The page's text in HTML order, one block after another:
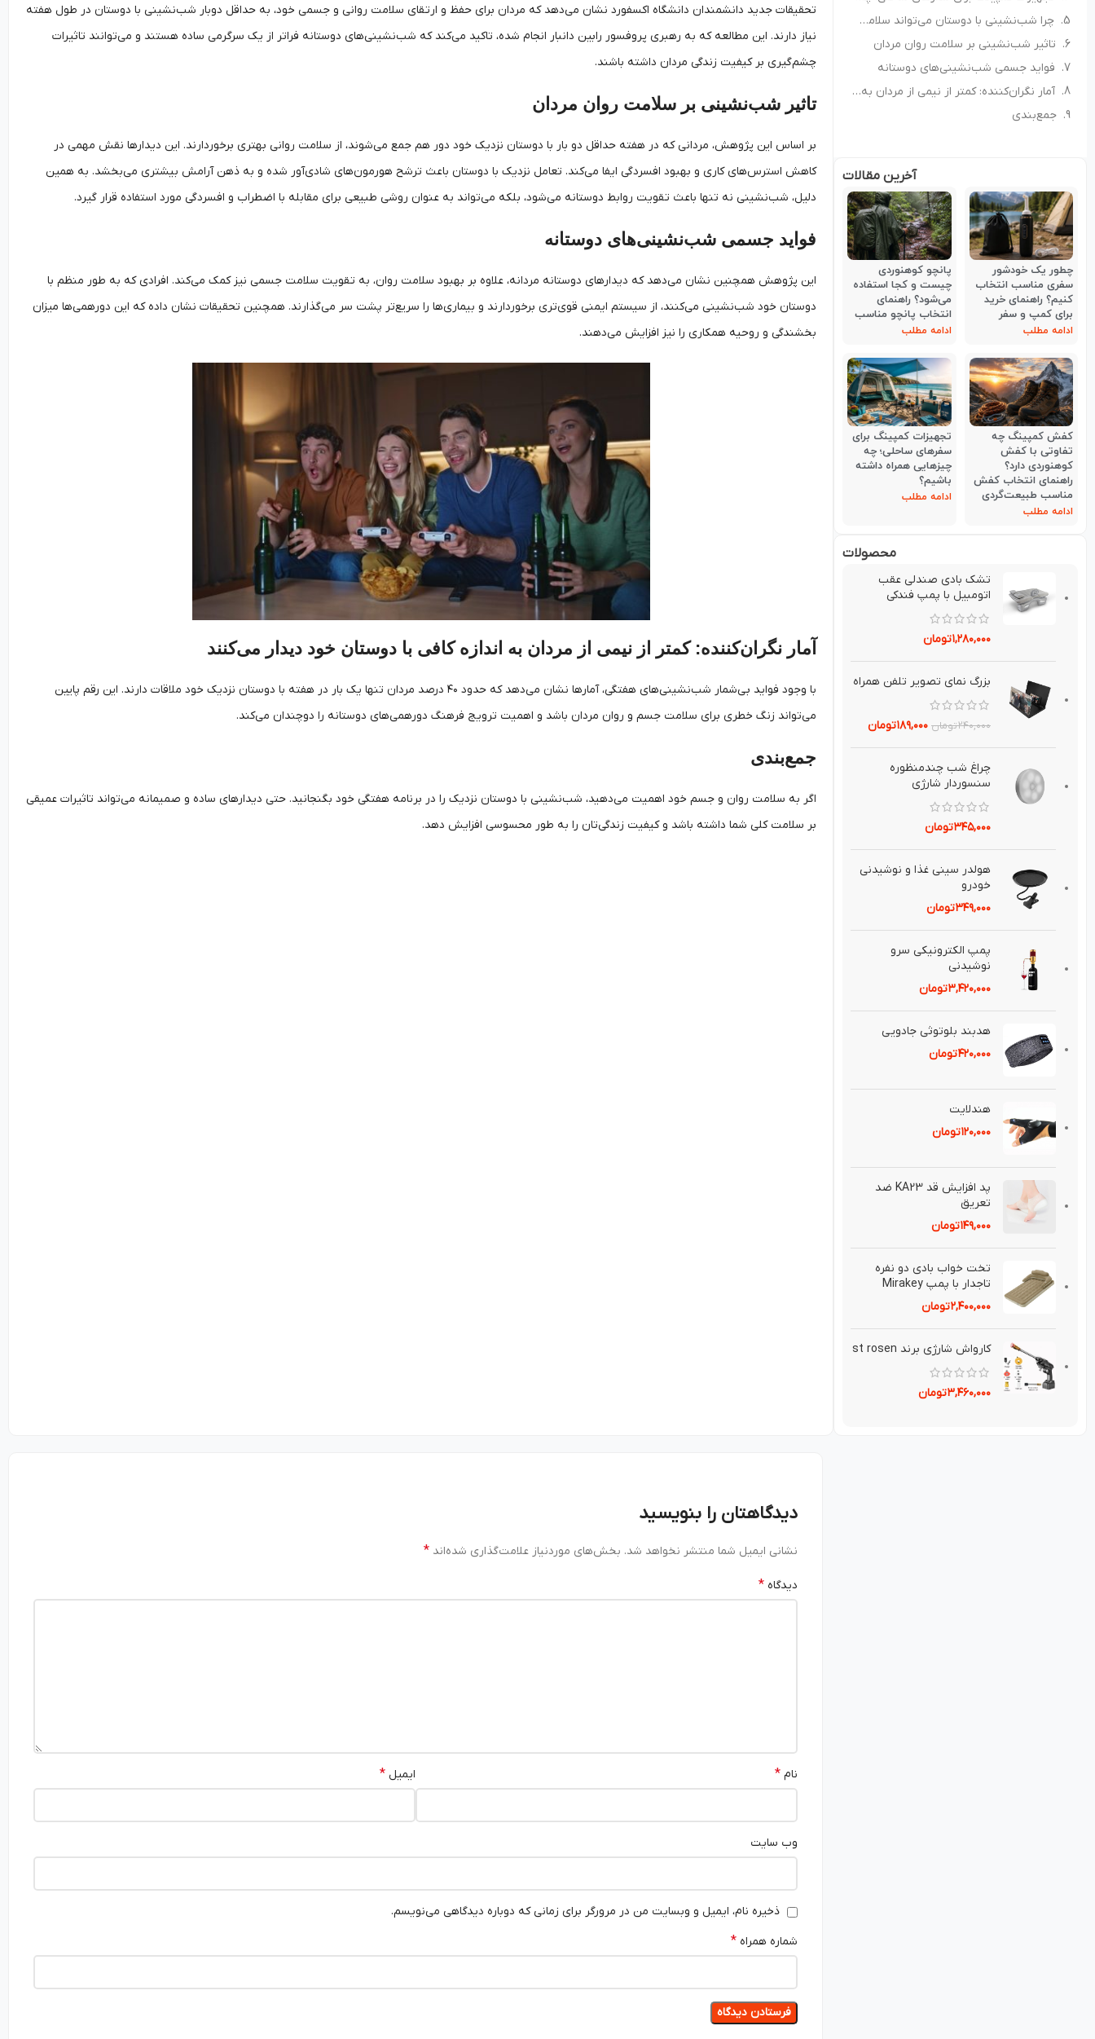
چرا شب‌نشینی با دوستان می‌تواند سلامت روان و جسم مردان را تضمین کند؟
تاثیر شب‌نشینی بر سلامت روان مردان
فواید جسمی شب‌نشینی‌های دوستانه
آمار نگران‌کننده: کمتر از نیمی از مردان به اندازه کافی با دوستان خود دیدار می‌کنند
جمع‌بندی
چطور یک خودشور
سفری مناسب انتخاب
کنیم؟ راهنمای خرید
برای کمپ و سفر
ادامه مطلب
پانچو کوهنوردی
چیست و کجا استفاده
می‌شود؟ راهنمای
انتخاب پانچو مناسب
ادامه مطلب
کفش کمپینگ چه
تفاوتی با کفش
کوهنوردی دارد؟
راهنمای انتخاب کفش
مناسب طبیعت‌گردی
ادامه مطلب
تجهیزات کمپینگ برای
سفرهای ساحلی؛ چه
چیزهایی همراه داشته
باشیم؟
ادامه مطلب
آخرین مقالات
محصولات
تشك بادي صندلي عقب
اتومبيل با پمپ فندکی
۱,۲۸۰,۰۰۰تومان
بزرگ نماي تصوير تلفن همراه
۲۴۰,۰۰۰تومان ۱۸۹,۰۰۰تومان
چراغ شب چندمنظوره
سنسوردار شارژي
۳۴۵,۰۰۰تومان
هولدر سيني غذا و نوشيدني
خودرو
۳۴۹,۰۰۰تومان
پمپ الكترونيكی سرو
نوشيدنی
۳,۴۲۰,۰۰۰تومان
هدبند بلوتوثی جادويی
۴۲۰,۰۰۰تومان
هندلايت
۱۲۰,۰۰۰تومان
پد افزايش قد KA23 ضد
تعريق⁣
۱۴۹,۰۰۰تومان
تخت خواب بادی دو نفره
تاجدار با پمپ Mirakey
۲,۴۰۰,۰۰۰تومان
کارواش شارژی برند st rosen
۳,۴۶۰,۰۰۰تومان
تحقیقات جدید دانشمندان دانشگاه اکسفورد نشان می‌دهد که مردان برای حفظ و ارتقای سلامت روانی و جسمی خود، به حداقل دوبار شب‌نشینی با دوستان در طول هفته
نیاز دارند. این مطالعه که به رهبری پروفسور رابین دانبار انجام شده، تاکید می‌کند که شب‌نشینی‌های دوستانه فراتر از یک سرگرمی ساده هستند و می‌توانند تاثیرات
چشم‌گیری بر کیفیت زندگی مردان داشته باشند.
تاثیر شب‌نشینی بر سلامت روان مردان
بر اساس این پژوهش، مردانی که در هفته حداقل دو بار با دوستان نزدیک خود دور هم جمع می‌شوند، از سلامت روانی بهتری برخوردارند. این دیدارها نقش مهمی در
کاهش استرس‌های کاری و بهبود افسردگی ایفا می‌کند. تعامل نزدیک با دوستان باعث ترشح هورمون‌های شادی‌آور شده و به ذهن آرامش بیشتری می‌بخشد. به همین
دلیل، شب‌نشینی نه تنها باعث تقویت روابط دوستانه می‌شود، بلکه می‌تواند به عنوان روشی طبیعی برای مقابله با اضطراب و افسردگی مورد استفاده قرار گیرد.
فواید جسمی شب‌نشینی‌های دوستانه
این پژوهش همچنین نشان می‌دهد که دیدارهای دوستانه مردانه، علاوه بر بهبود سلامت روان، به تقویت سلامت جسمی نیز کمک می‌کند. افرادی که به طور منظم با
دوستان خود شب‌نشینی می‌کنند، از سیستم ایمنی قوی‌تری برخوردارند و بیماری‌ها را سریع‌تر پشت سر می‌گذارند. همچنین تحقیقات نشان داده که این دورهمی‌ها میزان
بخشندگی و روحیه همکاری را نیز افزایش می‌دهند.
آمار نگران‌کننده: کمتر از نیمی از مردان به اندازه کافی با دوستان خود دیدار می‌کنند
با وجود فواید بی‌شمار شب‌نشینی‌های هفتگی، آمارها نشان می‌دهد که حدود ۴۰ درصد مردان تنها یک بار در هفته با دوستان نزدیک خود ملاقات دارند. این رقم پایین
می‌تواند زنگ خطری برای سلامت جسم و روان مردان باشد و اهمیت ترویج فرهنگ دورهمی‌های دوستانه را دوچندان می‌کند.
جمع‌بندی
اگر به سلامت روان و جسم خود اهمیت می‌دهید، شب‌نشینی با دوستان نزدیک را در برنامه هفتگی خود بگنجانید. حتی دیدارهای ساده و صمیمانه می‌تواند تاثیرات عمیقی
بر سلامت کلی شما داشته باشد و کیفیت زندگی‌تان را به طور محسوسی افزایش دهد.
دیدگاهتان را بنویسید
نشانی ایمیل شما منتشر نخواهد شد. بخش‌های موردنیاز علامت‌گذاری شده‌اند*
دیدگاه*
نام* ایمیل*
وب‌ سایت
ذخیره نام، ایمیل و وبسایت من در مرورگر برای زمانی که دوباره دیدگاهی می‌نویسم.
شماره همراه*